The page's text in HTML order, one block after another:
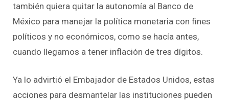
también quiera quitar la autonomía al Banco de
México para manejar la política monetaria con fines
políticos y no económicos, como se hacía antes,
cuando llegamos a tener inflación de tres dígitos.
Ya lo advirtió el Embajador de Estados Unidos, estas
acciones para desmantelar las instituciones pueden